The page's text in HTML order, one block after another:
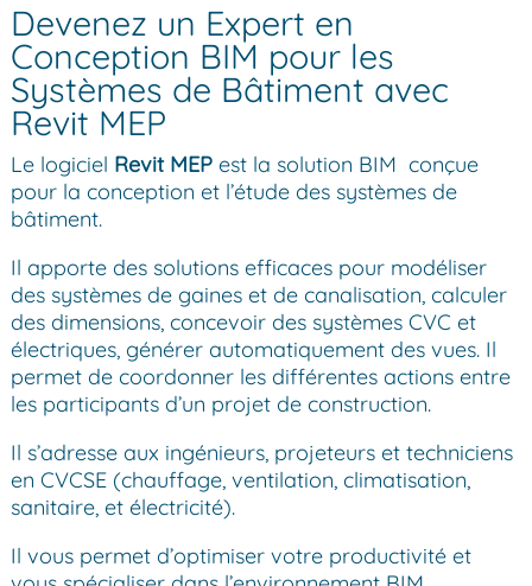
Devenez un Expert en
Conception BIM pour les
Systèmes de Bâtiment avec
Revit MEP
Le logiciel Revit MEPest la solution BIM conçue
pour la conception et l’étude des systèmes de
bâtiment.
Il apporte des solutions efficaces pour modéliser
des systèmes de gaines et de canalisation, calculer
des dimensions, concevoir des systèmes CVC et
électriques, générer automatiquement des vues. Il
permet de coordonner les différentes actions entre
les participants d’un projet de construction.
Il s’adresse aux ingénieurs, projeteurs et techniciens
en CVCSE (chauffage, ventilation, climatisation,
sanitaire, et électricité).
Il vous permet d’optimiser votre productivité et